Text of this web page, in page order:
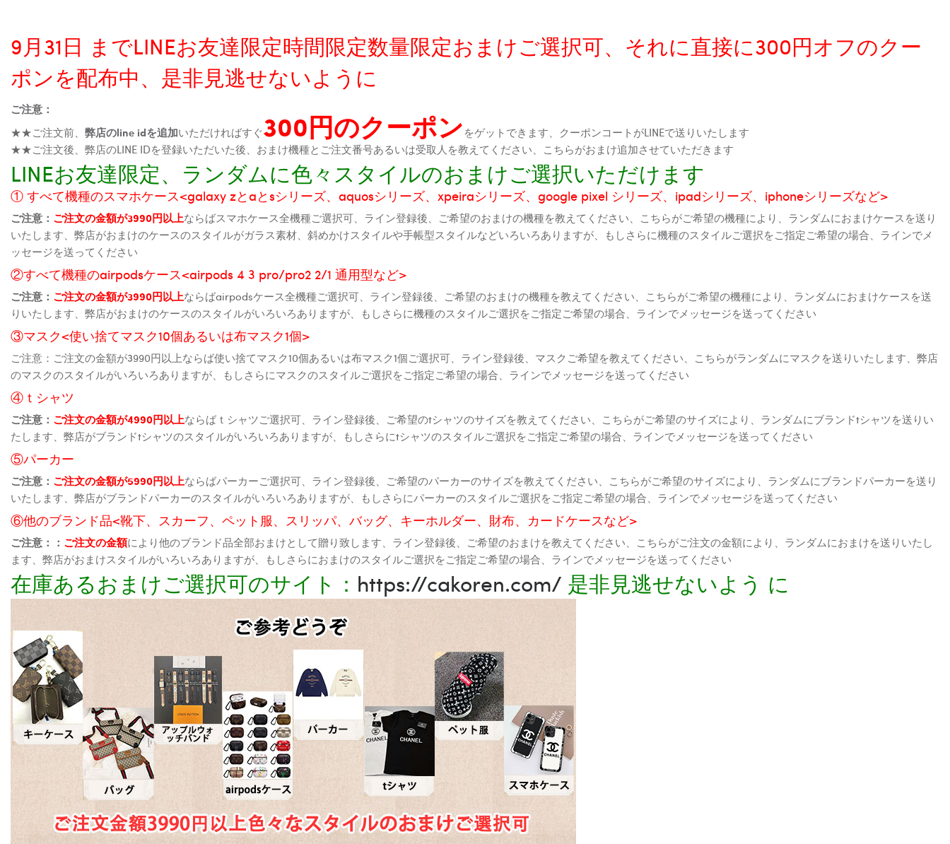
9月31日 までLINEお友達限定時間限定数量限定おまけご選択可、それに直接に300円オフのクー
ポンを配布中、是非見逃せないように
ご注意：
★★ご注文前、 弊店のline idを追加いただければすぐ300円のクーポンをゲットできます、クーポンコートがLINEで送りいたします
★★ご注文後、弊店のLINE IDを登録いただいた後、おまけ機種とご注文番号あるいは受取人を教えてください、こちらがおまけ追加させていただきます
LINEお友達限定、ランダムに色々スタイルのおまけご選択いただけます
① すべて機種のスマホケース<galaxy zとaとsシリーズ、aquosシリーズ、xpeiraシリーズ、google pixel シリーズ、ipadシリーズ、iphoneシリーズなど>
ご注意： ご注文の金額が3990円以上ならばスマホケース全機種ご選択可、ライン登録後、ご希望のおまけの機種を教えてください、こちらがご希望の機種により、ランダムにおまけケースを送り
いたします、弊店がおまけのケースのスタイルがガラス素材、斜めかけスタイルや手帳型スタイルなどいろいろありますが、もしさらに機種のスタイルご選択をご指定ご希望の場合、ラインでメ
ッセージを送ってください
②すべて機種のairpodsケース<airpods 4 3 pro/pro2 2/1 通用型など>
ご注意： ご注文の金額が3990円以上ならばairpodsケース全機種ご選択可、ライン登録後、ご希望のおまけの機種を教えてください、こちらがご希望の機種により、ランダムにおまけケースを送
りいたします、弊店がおまけのケースのスタイルがいろいろありますが、もしさらに機種のスタイルご選択をご指定ご希望の場合、ラインでメッセージを送ってください
③マスク<使い捨てマスク10個あるいは布マスク1個>
ご注意：ご注文の金額が3990円以上ならば使い捨てマスク10個あるいは布マスク1個ご選択可、ライン登録後、マスクご希望を教えてください、こちらがランダムにマスクを送りいたします、弊店
のマスクのスタイルがいろいろありますが、もしさらにマスクのスタイルご選択をご指定ご希望の場合、ラインでメッセージを送ってください
④ｔシャツ
ご注意： ご注文の金額が4990円以上ならばｔシャツご選択可、ライン登録後、ご希望のtシャツのサイズを教えてください、こちらがご希望のサイズにより、ランダムにブランドtシャツを送りい
たします、弊店がブランドtシャツのスタイルがいろいろありますが、もしさらにtシャツのスタイルご選択をご指定ご希望の場合、ラインでメッセージを送ってください
⑤パーカー
ご注意： ご注文の金額が5990円以上ならばパーカーご選択可、ライン登録後、ご希望のパーカーのサイズを教えてください、こちらがご希望のサイズにより、ランダムにブランドパーカーを送り
いたします、弊店がブランドパーカーのスタイルがいろいろありますが、もしさらにパーカーのスタイルご選択をご指定ご希望の場合、ラインでメッセージを送ってください
⑥他のブランド品<靴下、スカーフ、ペット服、スリッパ、バッグ、キーホルダー、財布、カードケースなど>
ご注意：： ご注文の金額により他のブランド品全部おまけとして贈り致します、ライン登録後、ご希望のおまけを教えてください、こちらがご注文の金額により、ランダムにおまけを送りいたし
ます、弊店がおまけスタイルがいろいろありますが、もしさらにおまけのスタイルご選択をご指定ご希望の場合、ラインでメッセージを送ってください
在庫あるおまけご選択可のサイト： https://cakoren.com/ 是非見逃せないよう に